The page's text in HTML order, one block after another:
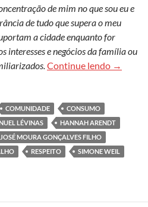
de mim no que sou eu e
de tudo que supera o meu
a cidade enquanto for
interesses e negócios da família ou
Continue lendo Traços
→
COMUNIDADE
CONSUMO
LÉVINAS
HANNAH ARENDT
JOSÉ MOURA GONÇALVES FILHO
RESPEITO
SIMONE WEIL